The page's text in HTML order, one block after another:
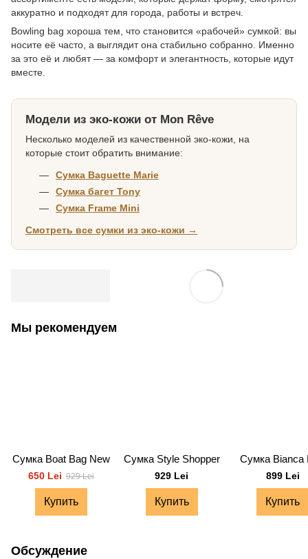
аккуратно и подходят для города, работы и встреч.
Bowling bag хороша тем, что становится «рабочей» сумкой: вы
носите её часто, а выглядит она стабильно собранно. Именно
за это её и любят — за комфорт и элегантность, которые идут
вместе.
Модели из эко-кожи от Mon Rêve
Несколько моделей из качественной эко-кожи, на
которые стоит обратить внимание:
Сумка Baguette Marie
Сумка багет Tony
Сумка Frame Mini
Смотреть все сумки из эко-кожи →
Мы рекомендуем
Сумка Boat Bag New
650 Lei 929 Lei
Купить
Сумка Style Shopper
929 Lei
Купить
Сумка Bianca
899 Lei
Купить
Обсуждение